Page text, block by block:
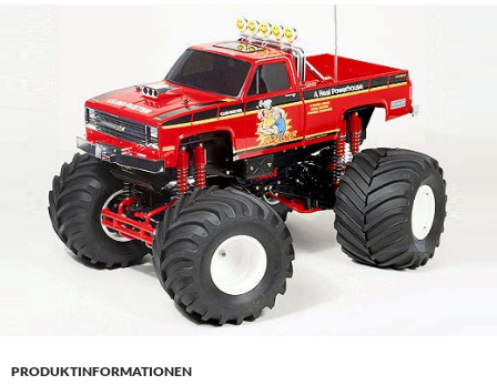
PRODUKTINFORMATIONEN